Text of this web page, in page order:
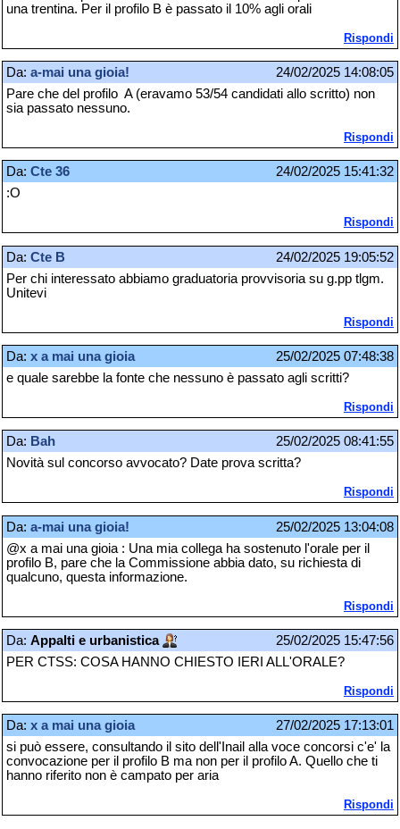
una trentina. Per il profilo B è passato il 10% agli orali
Rispondi
Da: a-mai una gioia!
24/02/2025 14:08:05
Pare che del profilo A (eravamo 53/54 candidati allo scritto) non
sia passato nessuno.
Rispondi
Da: Cte 36
24/02/2025 15:41:32
:O
Rispondi
Da: Cte B
24/02/2025 19:05:52
Per chi interessato abbiamo graduatoria provvisoria su g.pp tlgm.
Unitevi
Rispondi
Da: x a mai una gioia
25/02/2025 07:48:38
e quale sarebbe la fonte che nessuno è passato agli scritti?
Rispondi
Da: Bah
25/02/2025 08:41:55
Novità sul concorso avvocato? Date prova scritta?
Rispondi
Da: a-mai una gioia!
25/02/2025 13:04:08
@x a mai una gioia : Una mia collega ha sostenuto l'orale per il
profilo B, pare che la Commissione abbia dato, su richiesta di
qualcuno, questa informazione.
Rispondi
Da: Appalti e urbanistica
25/02/2025 15:47:56
PER CTSS: COSA HANNO CHIESTO IERI ALL'ORALE?
Rispondi
Da: x a mai una gioia
27/02/2025 17:13:01
si può essere, consultando il sito dell'Inail alla voce concorsi c'e' la
convocazione per il profilo B ma non per il profilo A. Quello che ti
hanno riferito non è campato per aria
Rispondi